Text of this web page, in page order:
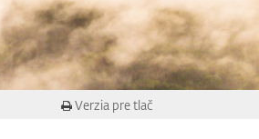
Verzia pre tlač